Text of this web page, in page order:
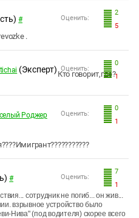
2
5
Оценить:
#
.
0
1
Оценить:
(Эксперт) Кто говорит,где?
0
1
Оценить:
Роджер
7
1
Оценить:
#
сотрудник не погиб... он жив...
взрывное устройство было
Нива" (под водителя) скорее всего